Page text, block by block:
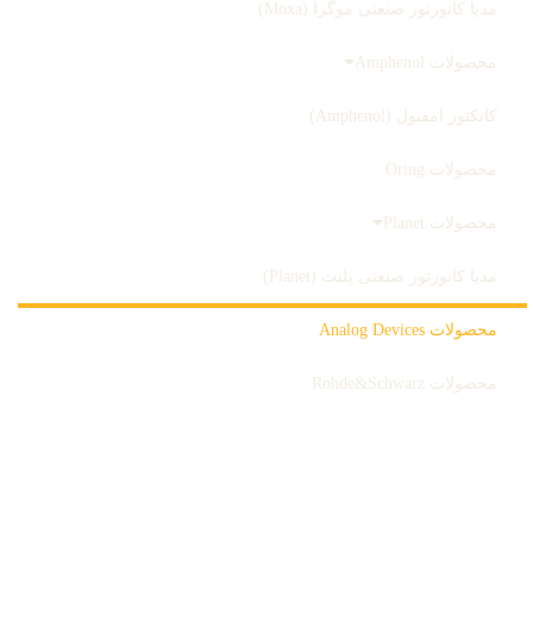
مدیا کانورتور صنعتی موگزا (Moxa)
محصولات Amphenol
کانکتور امفنول (Amphenol)
محصولات Oring
محصولات Planet
مدیا کانورتور صنعتی پلنت (Planet)
محصولات Analog Devices
محصولات Rohde&Schwarz